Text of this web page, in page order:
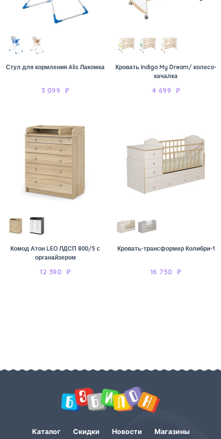
Стул для кормления Alis Лакомка
3 099 ₽
Кровать Indigo My Dream/ колесо-
качалка
4 699 ₽
Комод Атон LEO ЛДСП 800/5 с
органайзером
12 390 ₽
Кровать-трансформер Колибри-1
16 750 ₽
Каталог Скидки Новости Магазины